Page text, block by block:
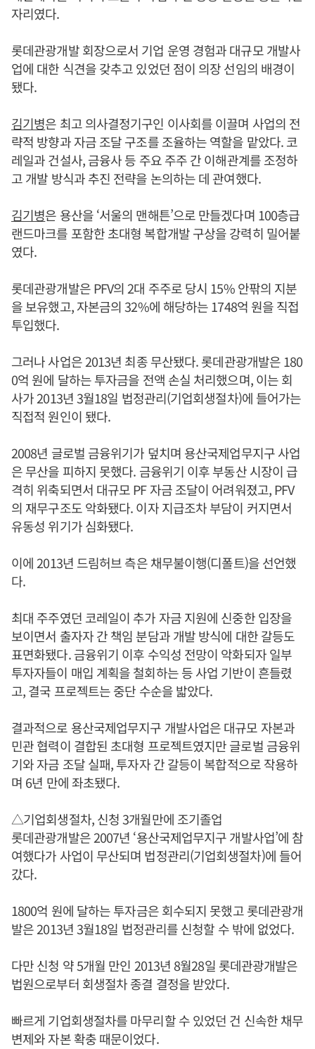
자리였다.
롯데관광개발 회장으로서 기업 운영 경험과 대규모 개발사
업에 대한 식견을 갖추고 있었던 점이 의장 선임의 배경이
됐다.
김기병은 최고 의사결정기구인 이사회를 이끌며 사업의 전
략적 방향과 자금 조달 구조를 조율하는 역할을 맡았다. 코
레일과 건설사, 금융사 등 주요 주주 간 이해관계를 조정하
고 개발 방식과 추진 전략을 논의하는 데 관여했다.
김기병은 용산을 ‘서울의 맨해튼’으로 만들겠다며 100층급
랜드마크를 포함한 초대형 복합개발 구상을 강력히 밀어붙
였다.
롯데관광개발은 PFV의 2대 주주로 당시 15% 안팎의 지분
을 보유했고, 자본금의 32%에 해당하는 1748억 원을 직접
투입했다.
그러나 사업은 2013년 최종 무산됐다. 롯데관광개발은 180
0억 원에 달하는 투자금을 전액 손실 처리했으며, 이는 회
사가 2013년 3월18일 법정관리(기업회생절차)에 들어가는
직접적 원인이 됐다.
2008년 글로벌 금융위기가 덮치며 용산국제업무지구 사업
은 무산을 피하지 못했다. 금융위기 이후 부동산 시장이 급
격히 위축되면서 대규모 PF 자금 조달이 어려워졌고, PFV
의 재무구조도 악화됐다. 이자 지급조차 부담이 커지면서
유동성 위기가 심화됐다.
이에 2013년 드림허브 측은 채무불이행(디폴트)을 선언했
다.
최대 주주였던 코레일이 추가 자금 지원에 신중한 입장을
보이면서 출자자 간 책임 분담과 개발 방식에 대한 갈등도
표면화됐다. 금융위기 이후 수익성 전망이 악화되자 일부
투자자들이 매입 계획을 철회하는 등 사업 기반이 흔들렸
고, 결국 프로젝트는 중단 수순을 밟았다.
결과적으로 용산국제업무지구 개발사업은 대규모 자본과
민관 협력이 결합된 초대형 프로젝트였지만 글로벌 금융위
기와 자금 조달 실패, 투자자 간 갈등이 복합적으로 작용하
며 6년 만에 좌초됐다.
△기업회생절차, 신청 3개월만에 조기졸업
롯데관광개발은 2007년 ‘용산국제업무지구 개발사업’에 참
여했다가 사업이 무산되며 법정관리(기업회생절차)에 들어
갔다.
1800억 원에 달하는 투자금은 회수되지 못했고 롯데관광개
발은 2013년 3월18일 법정관리를 신청할 수 밖에 없었다.
다만 신청 약 5개월 만인 2013년 8월28일 롯데관광개발은
법원으로부터 회생절차 종결 결정을 받았다.
빠르게 기업회생절차를 마무리할 수 있었던 건 신속한 채무
변제와 자본 확충 때문이었다.